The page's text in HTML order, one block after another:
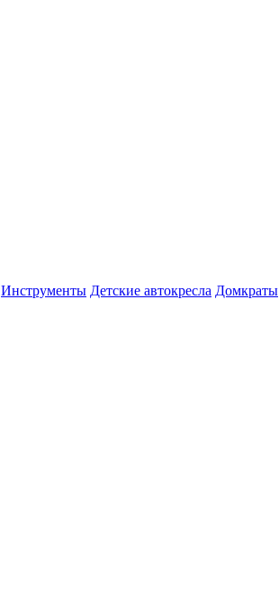
Инструменты Детские автокресла Домкраты